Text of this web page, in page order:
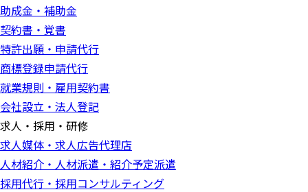
助成金・補助金
契約書・覚書
特許出願・申請代行
商標登録申請代行
就業規則・雇用契約書
会社設立・法人登記
求人・採用・研修
求人媒体・求人広告代理店
人材紹介・人材派遣・紹介予定派遣
採用代行・採用コンサルティング